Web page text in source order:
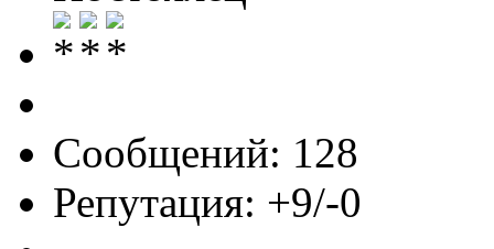
Сообщений: 128
Репутация: +9/-0